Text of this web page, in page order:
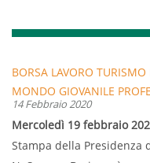
disposizione. Vi
whatsApp al
3775374656, per la
rende necessario al fine
del contagio. Vi
BORSA LAVORO
MONDO GIOVANILE
ALLE IMPRESE
PRESENTAZIONE ALLA
14 Febbraio 2020
Mercoledì 19 febbraio
Stampa della Presidenza